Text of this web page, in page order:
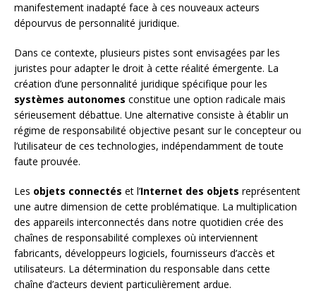
manifestement inadapté face à ces nouveaux acteurs
dépourvus de personnalité juridique.
Dans ce contexte, plusieurs pistes sont envisagées par les
juristes pour adapter le droit à cette réalité émergente. La
création d’une personnalité juridique spécifique pour les
systèmes autonomes constitue une option radicale mais
sérieusement débattue. Une alternative consiste à établir un
régime de responsabilité objective pesant sur le concepteur ou
l’utilisateur de ces technologies, indépendamment de toute
faute prouvée.
Les objets connectés et l’Internet des objets représentent
une autre dimension de cette problématique. La multiplication
des appareils interconnectés dans notre quotidien crée des
chaînes de responsabilité complexes où interviennent
fabricants, développeurs logiciels, fournisseurs d’accès et
utilisateurs. La détermination du responsable dans cette
chaîne d’acteurs devient particulièrement ardue.